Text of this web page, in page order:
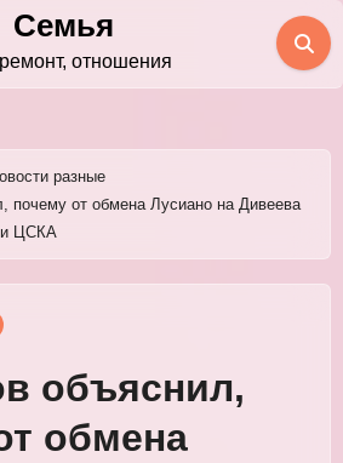
Семья
отношения
разные
почему от обмена Лусиано на Дивеева
и ЦСКА
объяснил,
обмена